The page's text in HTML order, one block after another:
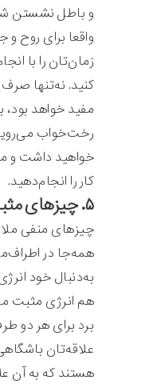
و باطل نشستن
واقعا برای روح
زمان‌تان را با
کنید. نه‌تنها صرف
مفید خواهد بود،
رخت‌خواب
خواهید داشت و
کار را انجام‌دهید.
۵. چیزهای مثبت را دریابید
چیزهای منفی
همه‌جا در
به‌دنبال خود
هم انرژی مثبت
برد برای هر دو
علاقه‌تان
هستند که به آن